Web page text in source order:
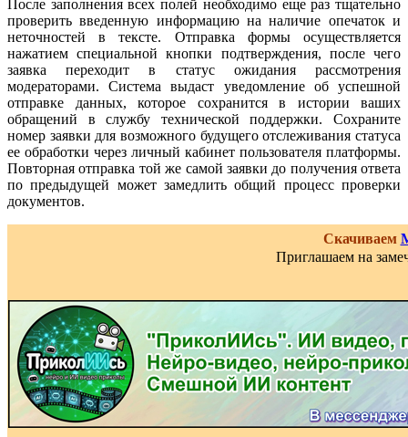
После заполнения всех полей необходимо еще раз тщательно
проверить введенную информацию на наличие опечаток и
неточностей в тексте. Отправка формы осуществляется
нажатием специальной кнопки подтверждения, после чего
заявка переходит в статус ожидания рассмотрения
модераторами. Система выдаст уведомление об успешной
отправке данных, которое сохранится в истории ваших
обращений в службу технической поддержки. Сохраните
номер заявки для возможного будущего отслеживания статуса
ее обработки через личный кабинет пользователя платформы.
Повторная отправка той же самой заявки до получения ответа
по предыдущей может замедлить общий процесс проверки
документов.
Скачиваем
Приглашаем на